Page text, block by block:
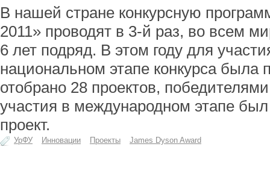
В нашей стране конкурсную
2011» проводят в 3-й раз, во всем
6 лет подряд. В этом году для
национальном этапе конкурса была
отобрано 28 проектов,
участия в международном этапе
проект.
УрФУ Инновации Проекты James Dyson Award